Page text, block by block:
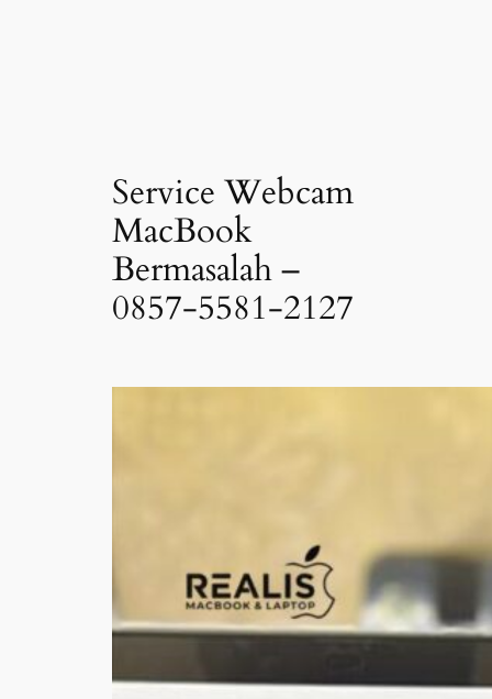
Service Webcam
MacBook
Bermasalah –
0857-5581-2127